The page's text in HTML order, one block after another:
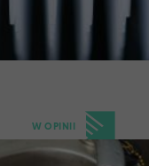
W OPINII